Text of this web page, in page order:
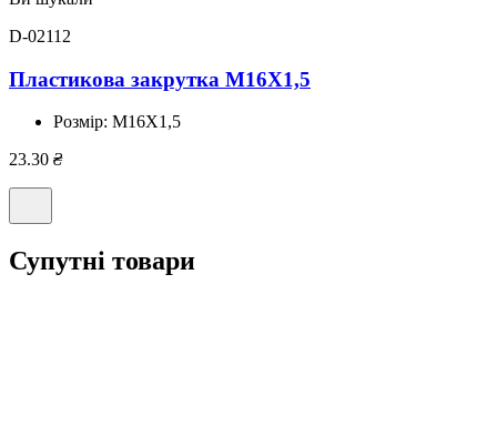
D-02112
Пластикова закрутка M16X1,5
Розмір: М16X1,5
23.30 ₴
Супутні товари